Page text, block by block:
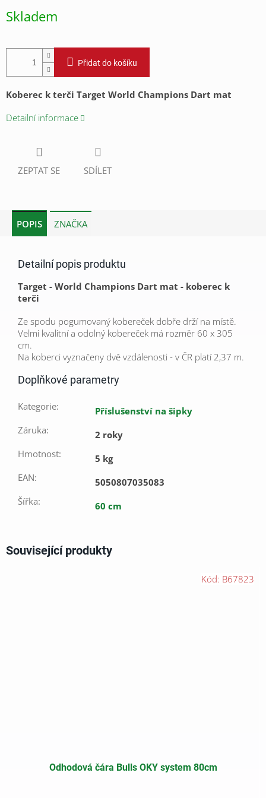
Skladem
Přidat do košíku
Koberec k terči Target World Champions Dart mat
Detailní informace
ZEPTAT SE SDÍLET
Související produkty
Odhodová čára Bulls OKY system 80cm
Kód: B67823
POPIS ZNAČKA
Detailní popis produktu
Target - World Champions Dart mat - koberec k
terči
Ze spodu pogumovaný kobereček dobře drží na místě.
Velmi kvalitní a odolný kobereček má rozměr 60 x 305
cm.
Na koberci vyznačeny dvě vzdálenosti - v ČR platí 2,37 m.
Doplňkové parametry
Kategorie:
Příslušenství na šipky
Záruka:
2 roky
Hmotnost:
5 kg
EAN:
5050807035083
Šířka: 60 cm